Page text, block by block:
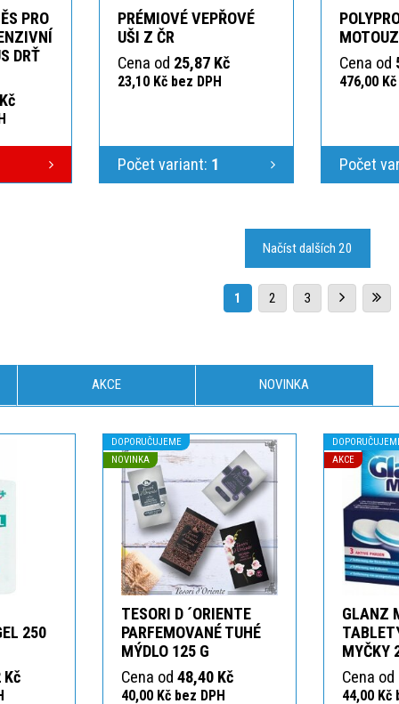
PRO
DRŤ
PRÉMIOVÉ VEPŘOVÉ
UŠI Z ČR
Cena od 25,87 Kč
23,10 Kč bez DPH
Počet variant: 1
MOTOUZ
Cena od
476,00
Počet
Načíst dalších 20
1 2 3
AKCE NOVINKA
250
Kč
DOPORUČUJEME
NOVINKA
TESORI D ´ORIENTE
PARFEMOVANÉ TUHÉ
MÝDLO 125 G
Cena od 48,40 Kč
40,00 Kč bez DPH
AKCE
GLANZ
MYČKY
Cena od
44,00 Kč